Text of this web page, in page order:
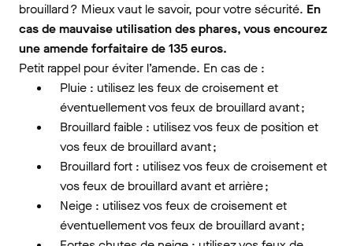
brouillard ? Mieux vaut le savoir, pour votre sécurité. En
cas de mauvaise utilisation des phares, vous encourez
une amende forfaitaire de 135 euros.
Petit rappel pour éviter l’amende. En cas de :
Pluie : utilisez les feux de croisement et
éventuellement vos feux de brouillard avant ;
Brouillard faible : utilisez vos feux de position et
vos feux de brouillard avant ;
Brouillard fort : utilisez vos feux de croisement et
vos feux de brouillard avant et arrière ;
Neige : utilisez vos feux de croisement et
éventuellement vos feux de brouillard avant ;